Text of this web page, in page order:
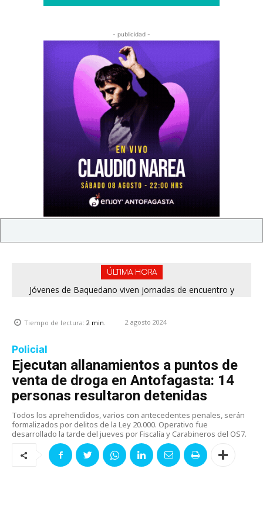
- publicidad -